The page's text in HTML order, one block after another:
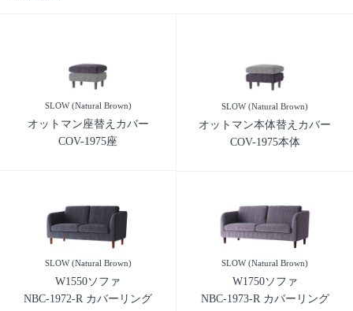
SLOW (Natural Brown)
オットマン座替えカバー
COV-1975座
SLOW (Natural Brown)
オットマン本体替えカバー
COV-1975本体
SLOW (Natural Brown)
W1550ソファ
NBC-1972-R カバーリング
SLOW (Natural Brown)
W1750ソファ
NBC-1973-R カバーリング